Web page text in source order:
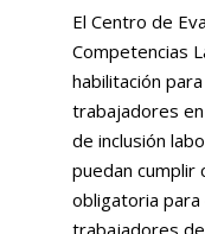
El Centro de
Competencias
habilitación
trabajadores
de inclusión
puedan cumplir
obligatoria